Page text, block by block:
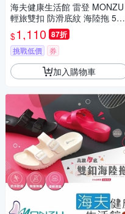
海夫健康生活館 雷登 MONZU
輕旅雙扣 防滑底紋 海陸拖 5款
顏色 任選3雙
$1,110 87折
挑戰低價 券
加入購物車